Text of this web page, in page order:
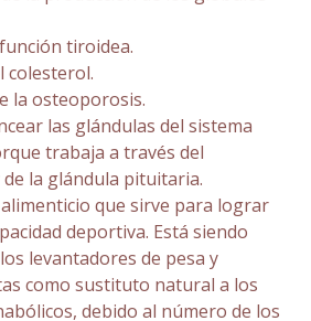
tiroidea.
colesterol.
la osteoporosis.
las glándulas del sistema
trabaja a través del
la glándula pituitaria.
que sirve para lograr
deportiva. Está siendo
levantadores de pesa y
como sustituto natural a los
debido al número de los